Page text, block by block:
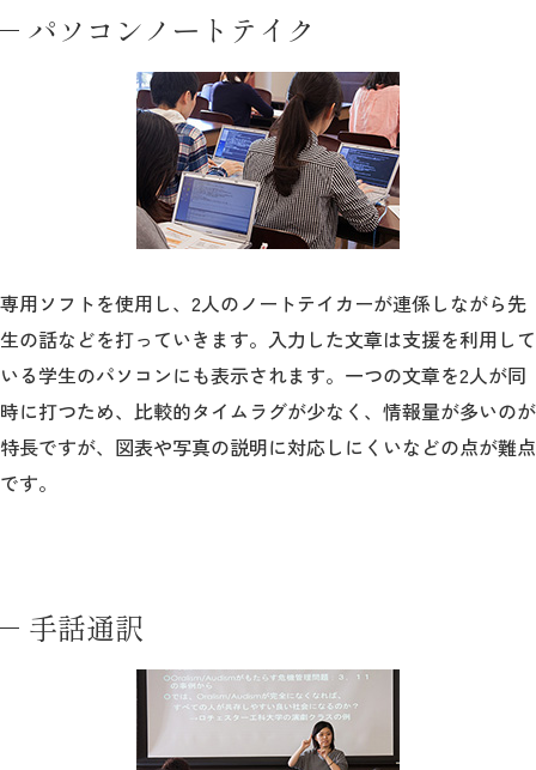
アクセス
キャンパス
案内
取材・撮影
パソコンノートテイク
専用ソフトを使用し、2人のノートテイカーが連係しながら先
生の話などを打っていきます。入力した文章は支援を利用して
いる学生のパソコンにも表示されます。一つの文章を2人が同
時に打つため、比較的タイムラグが少なく、情報量が多いのが
特長ですが、図表や写真の説明に対応しにくいなどの点が難点
です。
手話通訳